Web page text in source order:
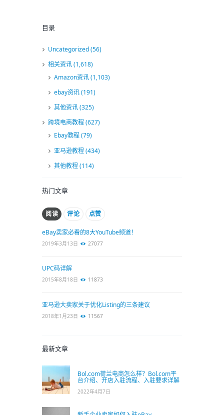
目录
Uncategorized(56)
相关资讯(1,618)
Amazon资讯(1,103)
ebay资讯(191)
其他资讯(325)
跨境电商教程(627)
Ebay教程(79)
亚马逊教程(434)
其他教程(114)
热门文章
阅读 评论 点赞
eBay卖家必看的8大YouTube频道！
2019年3月13日 27077
UPC码详解
2015年8月18日 11873
亚马逊大卖家关于优化Listing的三条建议
2018年1月23日 11567
最新文章
Bol.com荷兰电商怎么样？Bol.com平
台介绍、开店入驻流程、入驻要求详解
2022年4月7日